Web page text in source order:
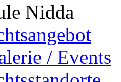
Nidda
/ Events